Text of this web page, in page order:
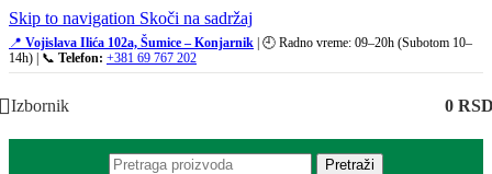
Skip to navigation Skoči na sadržaj
📍 Vojislava Ilića 102a, Šumice – Konjarnik | 🕘 Radno vreme: 09–20h (Subotom 10–
14h) | 📞 Telefon: +381 69 767 202
Izbornik 0
Pretraži